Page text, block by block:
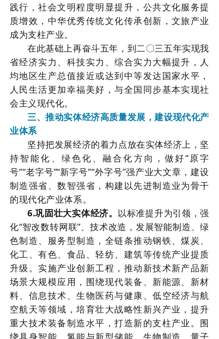
践行，社会文明程度明显提升，公共文化服务提
质增效，中华优秀传统文化传承创新，文旅产业
成为支柱产业。
在此基础上再奋斗五年，到二〇三五年实现我
省经济实力、科技实力、综合实力大幅提升，人
均地区生产总值接近或达到中等发达国家水平，
人民生活更加幸福美好，与全国同步基本实现社
会主义现代化。
三、推动实体经济高质量发展，建设现代化产
业体系
坚持把发展经济的着力点放在实体经济上，坚
持智能化、绿色化、融合化方向，做好“原字
号”“老字号”“新字号”“外字号”强产业大文章，建设
制造强省、数智强省，构建以先进制造业为骨干
的现代化产业体系。
6.巩固壮大实体经济。 以标准提升为引领，强
化“智改数转网联”、技术改造，发展智能制造、绿
色制造、服务型制造，全链条推动钢铁、煤炭、
化工、有色、食品、轻纺、建筑等传统产业提质
升级。实施产业创新工程，推动新技术新产品新
场景大规模应用，围绕现代装备、新能源、新材
料、信息技术、生物医药与健康、低空经济与航
空航天等领域，培育壮大战略性新兴产业，提升
重大技术装备制造水平，打造新的支柱产业。围
绕具身智能、氢能与新型储能、生物制造、量子